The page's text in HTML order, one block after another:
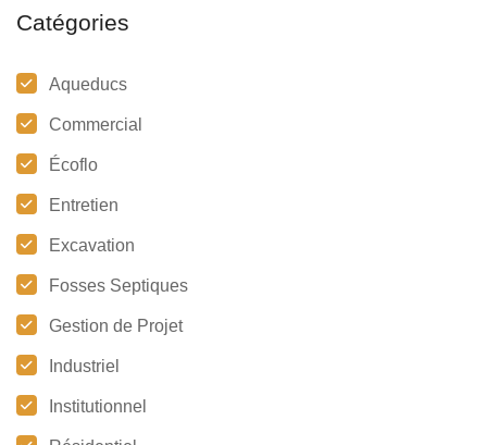
Catégories
Aqueducs
Commercial
Écoflo
Entretien
Excavation
Fosses Septiques
Gestion de Projet
Industriel
Institutionnel